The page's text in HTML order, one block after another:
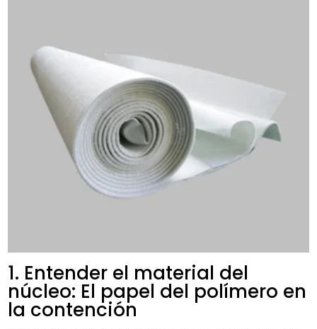
1. Entender el material del
núcleo: El papel del polímero en
la contención